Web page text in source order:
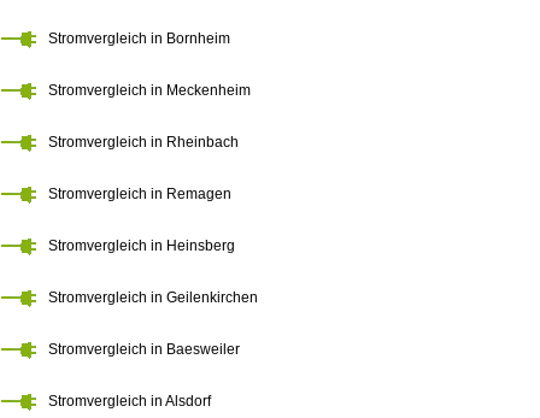
Stromvergleich in Bornheim
Stromvergleich in Meckenheim
Stromvergleich in Rheinbach
Stromvergleich in Remagen
Stromvergleich in Heinsberg
Stromvergleich in Geilenkirchen
Stromvergleich in Baesweiler
Stromvergleich in Alsdorf